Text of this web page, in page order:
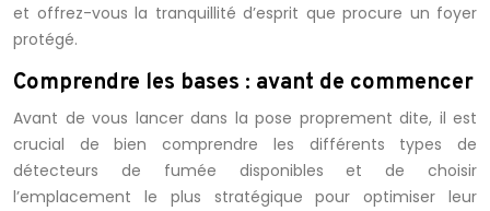
et offrez-vous la tranquillité d’esprit que procure un foyer
protégé.
Comprendre les bases : avant de commencer
Avant de vous lancer dans la pose proprement dite, il est
crucial de bien comprendre les différents types de
détecteurs de fumée disponibles et de choisir
l’emplacement le plus stratégique pour optimiser leur